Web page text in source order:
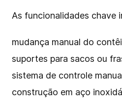
As funcionalidades chave
mudança manual do
suportes para sacos ou
sistema de controle
construção em aço